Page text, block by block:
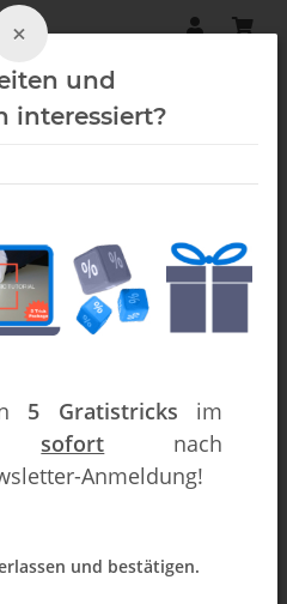
×
und
interessiert?
5 Gratistricks im
sofort nach
Anmeldung!
und bestätigen.